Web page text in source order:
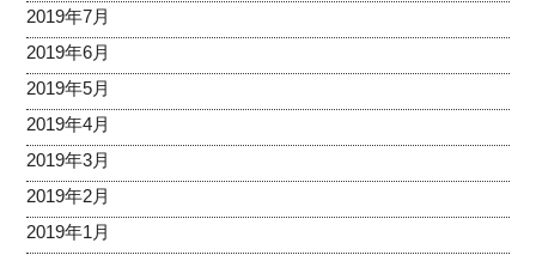
2019年7月
2019年6月
2019年5月
2019年4月
2019年3月
2019年2月
2019年1月